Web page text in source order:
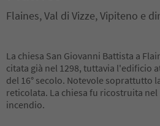
Flaines, Val di Vizze, Vipiteno e
La chiesa San Giovanni Battista a
citata già nel 1298, tuttavia l'edificio
del 16° secolo. Notevole soprattutto
reticolata. La chiesa fu ricostruita nel
incendio.